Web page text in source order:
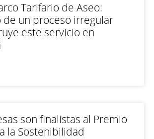
Tarifario de Aseo:
de un proceso irregular
este servicio en
son finalistas al Premio
la Sostenibilidad